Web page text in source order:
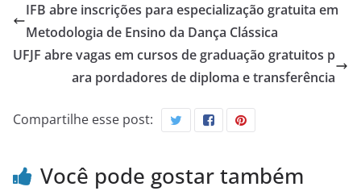
IFB abre inscrições para especialização gratuita em
Metodologia de Ensino da Dança Clássica
UFJF abre vagas em cursos de graduação gratuitos p
ara pordadores de diploma e transferência
Compartilhe esse post:
Você pode gostar também